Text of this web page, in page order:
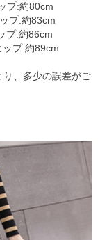
プ:約80cm
プ:約83cm
プ:約86cm
プ:約89cm
、多少の誤差がご